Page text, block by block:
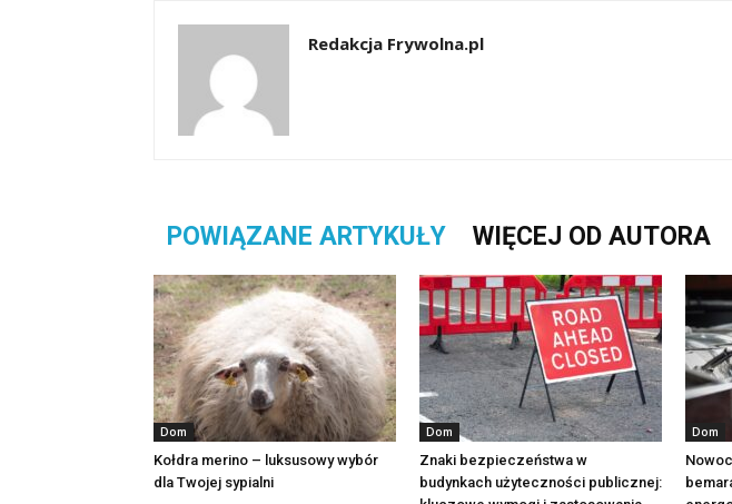
Redakcja Frywolna.pl
POWIĄZANE ARTYKUŁY WIĘCEJ OD AUTORA
Dom
Kołdra merino – luksusowy wybór
dla Twojej sypialni
Dom
Znaki bezpieczeństwa w
budynkach użyteczności publicznej:
Dom